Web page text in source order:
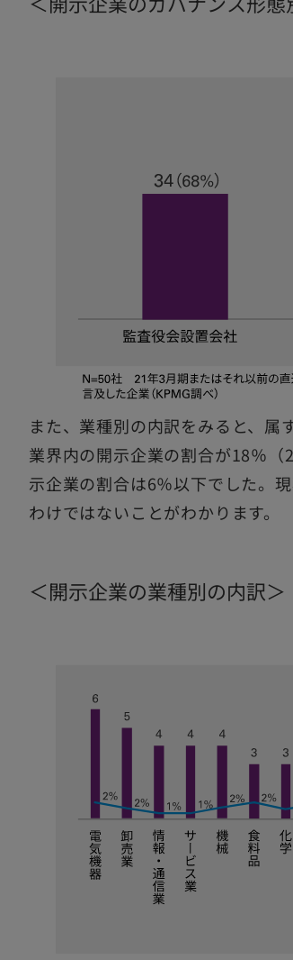
また、業種別の内訳をみると、属
業界内の開示企業の割合が18％
示企業の割合は6％以下でした。
わけではないことがわかります。
＜開示企業の業種別の内訳＞